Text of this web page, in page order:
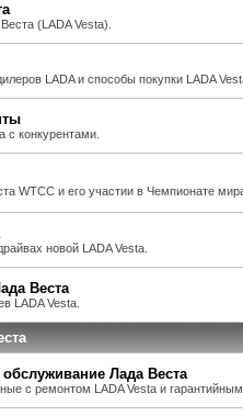
(LADA Vesta).
LADA и способы покупки LADA
с конкурентами.
WTCC и его участии в Чемпионате
новой LADA Vesta.
Веста
LADA Vesta.
Лада Веста
с ремонтом LADA Vesta и